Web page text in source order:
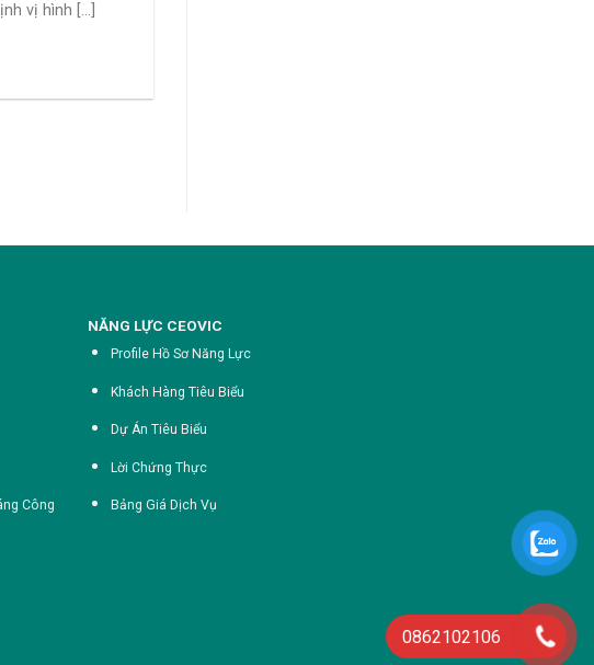
vị hình [...]
Công
NĂNG LỰC CEOVIC
Profile Hồ Sơ Năng Lực
Khách Hàng Tiêu Biểu
Dự Án Tiêu Biểu
Lời Chứng Thực
Bảng Giá Dịch Vụ
0862102106